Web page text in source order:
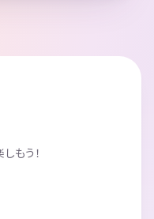
もう！